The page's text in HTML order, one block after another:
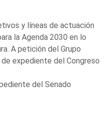
y líneas de actuación
la Agenda 2030 en lo
A petición del Grupo
expediente del Congreso
del Senado